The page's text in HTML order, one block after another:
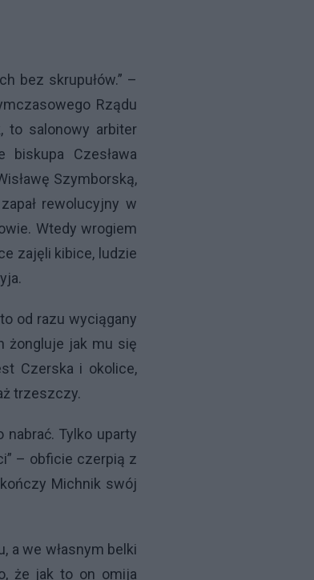
bez skrupułów.” –
Rządu
to salonowy arbiter
Czesława
Szymborską,
rewolucyjny w
Wtedy wrogiem
zajęli kibice, ludzie
od razu wyciągany
żongluje jak mu się
Czerska i okolice,
trzeszczy.
nabrać. Tylko uparty
– obficie czerpią z
Michnik swój
a we własnym belki
że jak to on omija